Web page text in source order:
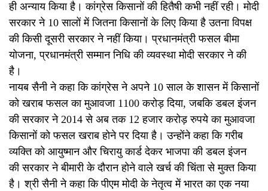
ही अन्याय किया है। कांग्रेस किसानों की हितैषी कभी नहीं रही। मोदी
सरकार ने 10 सालों में जितना किसानों के लिए किया है उतना विपक्ष
की किसी दूसरी सरकार ने नहीं किया। प्रधानमंत्री फसल बीमा
योजना, प्रधानमंत्री सम्मान निधि की व्यवस्था मोदी सरकार ने की
है।
नायब सैनी ने कहा कि कांग्रेस ने अपने 10 साल के शासन में किसानों
को खराब फसल का मुआवजा 1100 करोड़ दिया, जबकि डबल इंजन
की सरकार ने 2014 से अब तक 12 हजार करोड़ रुपये का मुआवजा
किसानों को फसल खराब होने पर दिया है। उन्होंने कहा कि गरीब
व्यक्ति को आयुष्मान और चिरायु कार्ड देकर भाजपा की डबल इंजन
की सरकार ने बीमारी के दौरान होने वाले खर्च की चिंता से मुक्त किया
है। श्री सैनी ने कहा कि पीएम मोदी के नेतृत्व में भारत का एक नया